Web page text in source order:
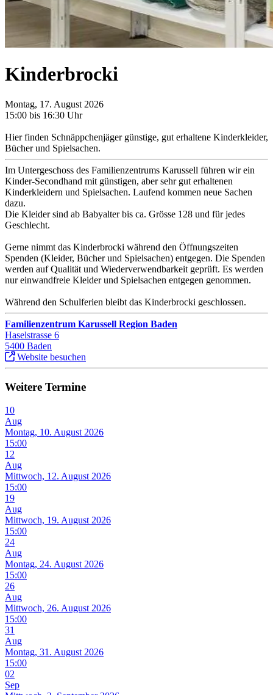
Kinderbrocki
Montag, 17. August 2026
15:00 bis 16:30 Uhr
Hier finden Schnäppchenjäger günstige, gut erhaltene Kinderkleider,
Bücher und Spielsachen.
Im Untergeschoss des Familienzentrums Karussell führen wir ein
Kinder-Secondhand mit günstigen, aber sehr gut erhaltenen
Kinderkleidern und Spielsachen. Laufend kommen neue Sachen
dazu.
Die Kleider sind ab Babyalter bis ca. Grösse 128 und für jedes
Geschlecht.
Gerne nimmt das Kinderbrocki während den Öffnungszeiten
Spenden (Kleider, Bücher und Spielsachen) entgegen. Die Spenden
werden auf Qualität und Wiederverwendbarkeit geprüft. Es werden
nur einwandfreie Kleider und Spielsachen entgegen genommen.
Während den Schulferien bleibt das Kinderbrocki geschlossen.
Familienzentrum Karussell Region Baden
Haselstrasse 6
5400 Baden
Website besuchen
Weitere Termine
10
Aug
Montag, 10. August 2026
15:00
12
Aug
Mittwoch, 12. August 2026
15:00
19
Aug
Mittwoch, 19. August 2026
15:00
24
Aug
Montag, 24. August 2026
15:00
26
Aug
Mittwoch, 26. August 2026
15:00
31
Aug
Montag, 31. August 2026
15:00
02
Sep